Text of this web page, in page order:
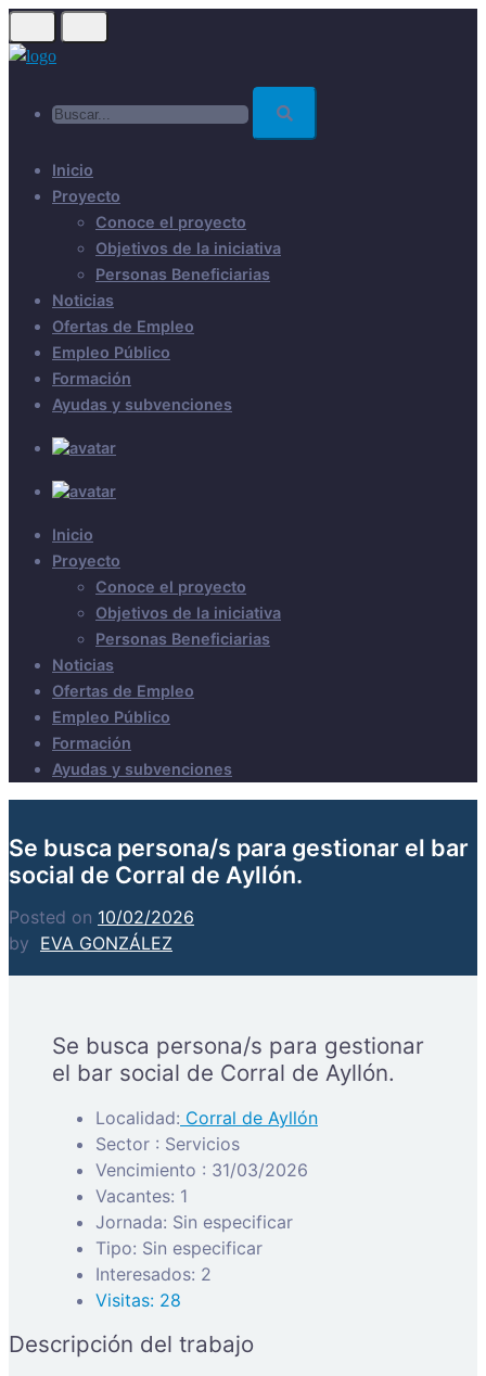
Skip
to
Inicio
Proyecto
Conoce el proyecto
Objetivos de la iniciativa
Personas Beneficiarias
Noticias
Ofertas de Empleo
Empleo Público
Formación
Ayudas y subvenciones
Inicio
Proyecto
Conoce el proyecto
Objetivos de la iniciativa
Personas Beneficiarias
Noticias
Ofertas de Empleo
Empleo Público
Formación
Ayudas y subvenciones
Se busca persona/s para gestionar el bar
social de Corral de Ayllón.
Posted on 10/02/2026
by EVA GONZÁLEZ
Se busca persona/s para gestionar
el bar social de Corral de Ayllón.
Localidad: Corral de Ayllón
Sector : Servicios
Vencimiento : 31/03/2026
Vacantes: 1
Jornada: Sin especificar
Tipo: Sin especificar
Interesados: 2
Visitas: 28
Descripción del trabajo